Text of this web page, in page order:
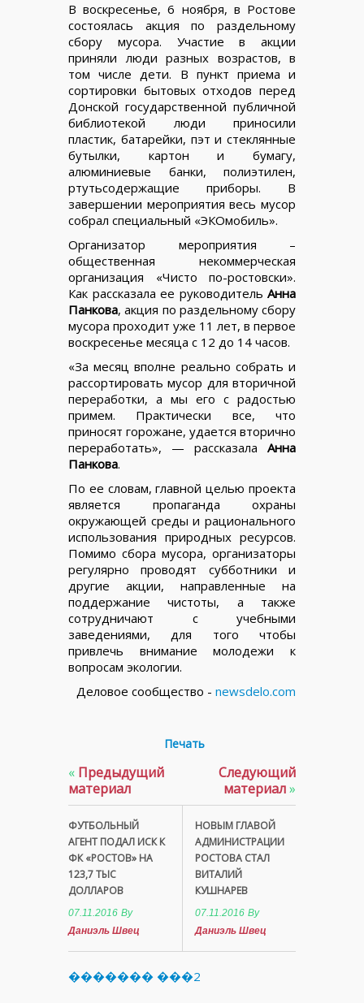
В воскресенье, 6 ноября, в Ростове
состоялась акция по раздельному
сбору мусора. Участие в акции
приняли люди разных возрастов, в
том числе дети. В пункт приема и
сортировки бытовых отходов перед
Донской государственной публичной
библиотекой люди приносили
пластик, батарейки, пэт и стеклянные
бутылки, картон и бумагу,
алюминиевые банки, полиэтилен,
ртутьсодержащие приборы. В
завершении мероприятия весь мусор
собрал специальный «ЭКОмобиль».
Организатор мероприятия –
общественная некоммерческая
организация «Чисто по-ростовски».
Как рассказала ее руководитель Анна
Панкова, акция по раздельному сбору
мусора проходит уже 11 лет, в первое
воскресенье месяца с 12 до 14 часов.
«За месяц вполне реально собрать и
рассортировать мусор для вторичной
переработки, а мы его с радостью
примем. Практически все, что
приносят горожане, удается вторично
переработать», — рассказала Анна
Панкова.
По ее словам, главной целью проекта
является пропаганда охраны
окружающей среды и рационального
использования природных ресурсов.
Помимо сбора мусора, организаторы
регулярно проводят субботники и
другие акции, направленные на
поддержание чистоты, а также
сотрудничают с учебными
заведениями, для того чтобы
привлечь внимание молодежи к
вопросам экологии.
Деловое сообщество - newsdelo.com
Печать
« Предыдущий
материал
ФУТБОЛЬНЫЙ
АГЕНТ ПОДАЛ ИСК К
ФК «РОСТОВ» НА
123,7 ТЫС
ДОЛЛАРОВ
07.11.2016 By
Даниэль Швец
Следующий
материал»
НОВЫМ ГЛАВОЙ
АДМИНИСТРАЦИИ
РОСТОВА СТАЛ
ВИТАЛИЙ
КУШНАРЕВ
07.11.2016 By
Даниэль Швец
������� ���2